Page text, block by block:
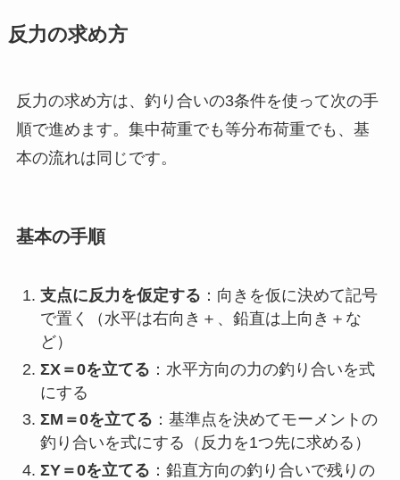
反力の求め方
反力の求め方は、釣り合いの3条件を使って次の手
順で進めます。集中荷重でも等分布荷重でも、基
本の流れは同じです。
基本の手順
支点に反力を仮定する ：向きを仮に決めて記号
で置く（水平は右向き＋、鉛直は上向き＋な
ど）
ΣX＝0を立てる ：水平方向の力の釣り合いを式
にする
ΣM＝0を立てる ：基準点を決めてモーメントの
釣り合いを式にする（反力を1つ先に求める）
ΣY＝0を立てる ：鉛直方向の釣り合いで残りの